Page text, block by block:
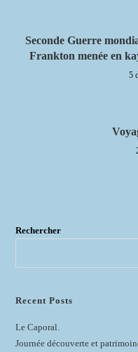
Seconde Guerre
Frankton menée en
5
Rechercher
Recent Posts
Le Caporal.
Journée découverte et